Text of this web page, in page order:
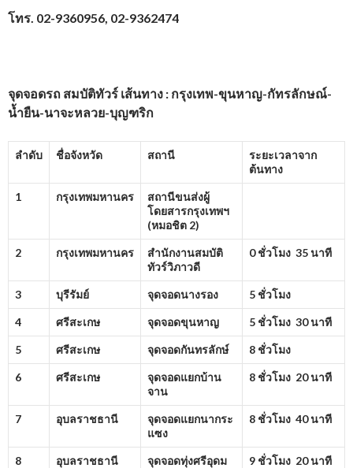
โทร. 02-9360956, 02-9362474
จุดจอดรถ สมบัติทัวร์ เส้นทาง : กรุงเทพ-ขุนหาญ-กัทรลักษณ์-
น้ำยืน-นาจะหลวย-บุญฑริก
ลำดับ ชื่อจังหวัด สถานี
ระยะเวลาจาก
ต้นทาง
1 กรุงเทพมหานคร
สถานีขนส่งผู้
โดยสารกรุงเทพฯ
(หมอชิต 2)
2 กรุงเทพมหานคร
สำนักงานสมบัติ
ทัวร์วิภาวดี
0 ชั่วโมง 35 นาที
3 บุรีรัมย์ จุดจอดนางรอง 5 ชั่วโมง
4 ศรีสะเกษ จุดจอดขุนหาญ 5 ชั่วโมง 30 นาที
5 ศรีสะเกษ จุดจอดกันทรลักษ์ 8 ชั่วโมง
6 ศรีสะเกษ
จุดจอดแยกบ้าน
จาน
8 ชั่วโมง 20 นาที
7 อุบลราชธานี
จุดจอดแยกนากระ
แซง
8 ชั่วโมง 40 นาที
8 อุบลราชธานี จุดจอดทุ่งศรีอุดม 9 ชั่วโมง 20 นาที